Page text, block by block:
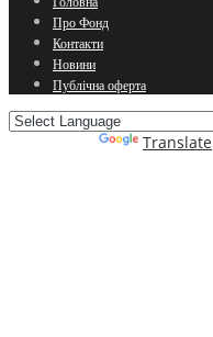
Про Фонд
Контакти
Новини
Публічна оферта
Translate